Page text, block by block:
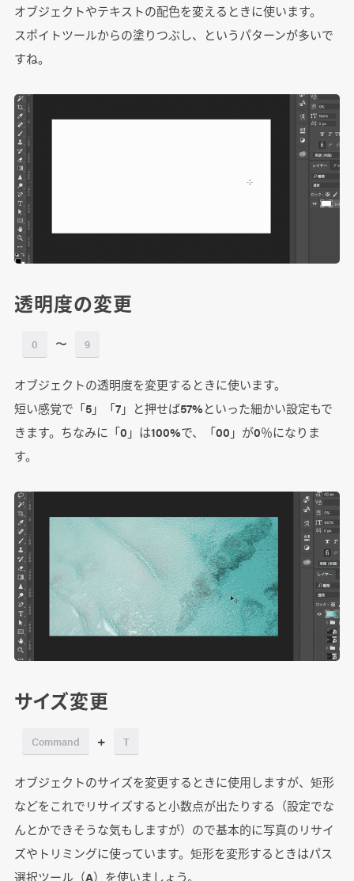
オブジェクトやテキストの配色を変えるときに使います。
スポイトツールからの塗りつぶし、というパターンが多いで
すね。
透明度の変更
0 〜 9
オブジェクトの透明度を変更するときに使います。
短い感覚で「5」「7」と押せば57%といった細かい設定もで
きます。ちなみに「0」は100%で、「00」が0％になりま
す。
サイズ変更
Command + T
オブジェクトのサイズを変更するときに使用しますが、矩形
などをこれでリサイズすると小数点が出たりする（設定でな
んとかできそうな気もしますが）ので基本的に写真のリサイ
ズやトリミングに使っています。矩形を変形するときはパス
選択ツール（A）を使いましょう。